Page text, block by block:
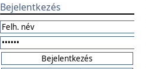
Bejelentkezés